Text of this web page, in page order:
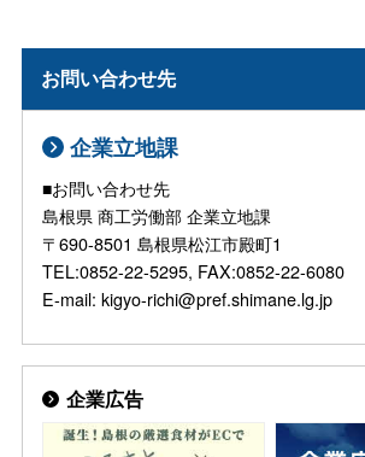
お問い合わせ先
企業立地課
■お問い合わせ先
島根県 商工労働部 企業立地課
〒690-8501 島根県松江市殿町1
TEL:0852-22-5295, FAX:0852-22-6080
E-mail: kigyo-richi@pref.shimane.lg.jp
企業広告